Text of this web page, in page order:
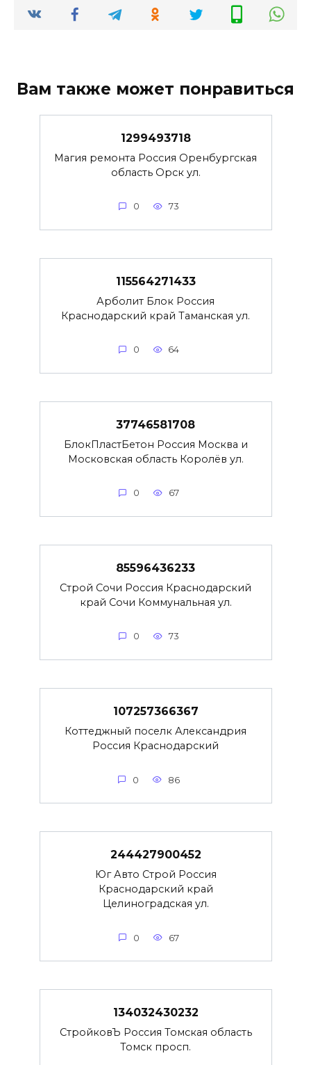
Вам также может понравиться
1299493718
Магия ремонта Россия Оренбургская
область Орск ул.
0 73
115564271433
Арболит Блок Россия
Краснодарский край Таманская ул.
0 64
37746581708
БлокПластБетон Россия Москва и
Московская область Королёв ул.
0 67
85596436233
Строй Сочи Россия Краснодарский
край Сочи Коммунальная ул.
0 73
107257366367
Коттеджный поселк Александрия
Россия Краснодарский
0 86
244427900452
Юг Авто Строй Россия
Краснодарский край
Целиноградская ул.
0 67
134032430232
СтройковЪ Россия Томская область
Томск просп.